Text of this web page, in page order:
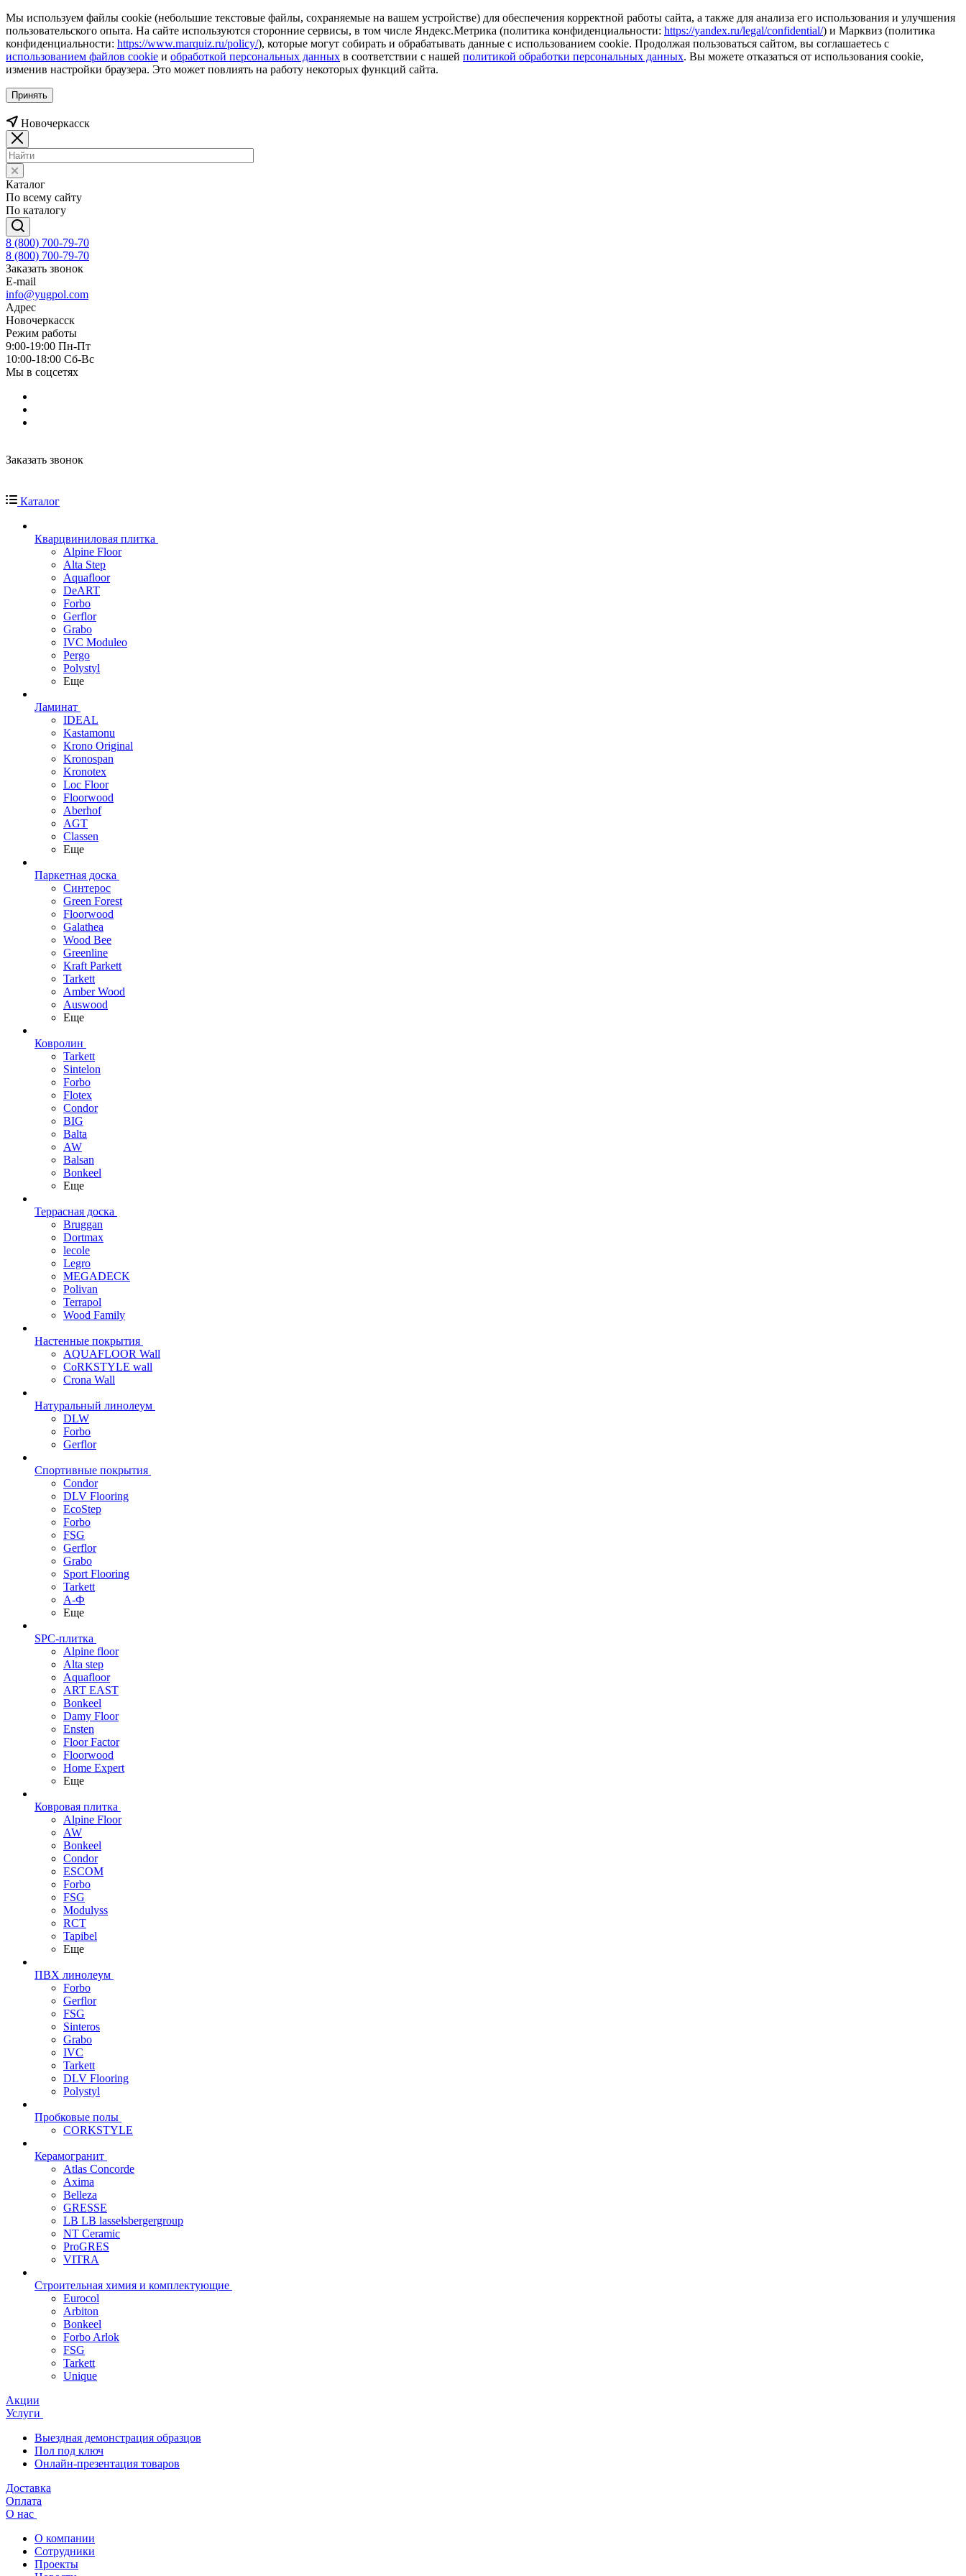
Мы используем файлы cookie (небольшие текстовые файлы, сохраняемые на вашем устройстве) для обеспечения корректной работы сайта, а также для анализа его использования и улучшения
пользовательского опыта. На сайте используются сторонние сервисы, в том числе Яндекс.Метрика (политика конфиденциальности: https://yandex.ru/legal/confidential/) и Марквиз (политика
конфиденциальности: https://www.marquiz.ru/policy/), которые могут собирать и обрабатывать данные с использованием cookie. Продолжая пользоваться сайтом, вы соглашаетесь с
использованием файлов cookie и обработкой персональных данных в соответствии с нашей политикой обработки персональных данных. Вы можете отказаться от использования cookie,
изменив настройки браузера. Это может повлиять на работу некоторых функций сайта.
Принять
Новочеркаcск
Каталог
По всему сайту
По каталогу
8 (800) 700-79-70
8 (800) 700-79-70
Заказать звонок
E-mail
info@yugpol.com
Адрес
Новочеркаcск
Режим работы
9:00-19:00 Пн-Пт
10:00-18:00 Cб-Вс
Мы в соцсетях
Заказать звонок
Каталог
Кварцвиниловая плитка
Alpine Floor
Alta Step
Aquafloor
DeART
Forbo
Gerflor
Grabo
IVC Moduleo
Pergo
Polystyl
Еще
Ламинат
IDEAL
Kastamonu
Krono Original
Kronospan
Kronotex
Loc Floor
Floorwood
Aberhof
AGT
Classen
Еще
Паркетная доска
Синтерос
Green Forest
Floorwood
Galathea
Wood Bee
Greenline
Kraft Parkett
Tarkett
Amber Wood
Auswood
Еще
Ковролин
Tarkett
Sintelon
Forbo
Flotex
Condor
BIG
Balta
AW
Balsan
Bonkeel
Еще
Террасная доска
Bruggan
Dortmax
lecole
Legro
MEGADECK
Polivan
Terrapol
Wood Family
Настенные покрытия
AQUAFLOOR Wall
CoRKSTYLE wall
Crona Wall
Натуральный линолеум
DLW
Forbo
Gerflor
Спортивные покрытия
Condor
DLV Flooring
EcoStep
Forbo
FSG
Gerflor
Grabo
Sport Flooring
Tarkett
А-Ф
Еще
SPC-плитка
Alpine floor
Alta step
Aquafloor
ART EAST
Bonkeel
Damy Floor
Ensten
Floor Factor
Floorwood
Home Expert
Еще
Ковровая плитка
Alpine Floor
AW
Bonkeel
Condor
ESCOM
Forbo
FSG
Modulyss
RCT
Tapibel
Еще
ПВХ линолеум
Forbo
Gerflor
FSG
Sinteros
Grabo
IVC
Tarkett
DLV Flooring
Polystyl
Пробковые полы
CORKSTYLE
Керамогранит
Atlas Concorde
Axima
Belleza
GRESSE
LB LB lasselsbergergroup
NT Ceramic
ProGRES
VITRA
Строительная химия и комплектующие
Eurocol
Arbiton
Bonkeel
Forbo Arlok
FSG
Tarkett
Unique
Акции
Услуги
Выездная демонстрация образцов
Пол под ключ
Онлайн-презентация товаров
Доставка
Оплата
О нас
О компании
Сотрудники
Проекты